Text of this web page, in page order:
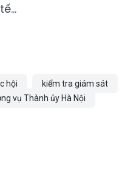
hội
kiểm tra giám sát
vụ Thành ủy Hà Nội